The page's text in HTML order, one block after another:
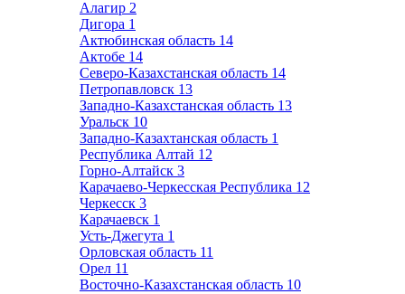
Алагир 2
Дигора 1
Актюбинская область 14
Актобе 14
Северо-Казахстанская область 14
Петропавловск 13
Западно-Казахстанская область 13
Уральск 10
Западно-Казахтанская область 1
Республика Алтай 12
Горно-Алтайск 3
Карачаево-Черкесская Республика 12
Черкесск 3
Карачаевск 1
Усть-Джегута 1
Орловская область 11
Орел 11
Восточно-Казахстанская область 10